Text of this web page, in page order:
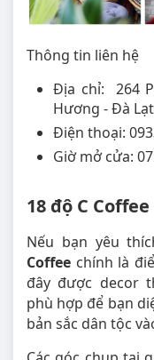
Thông tin liên hệ
Địa chỉ: 264
Hương - Đà
Điện thoại:
Giờ mở cửa:
18 độ C
Nếu bạn yêu
Coffee chính là
đây được decor
phù hợp để bạn
bản sắc dân tộc